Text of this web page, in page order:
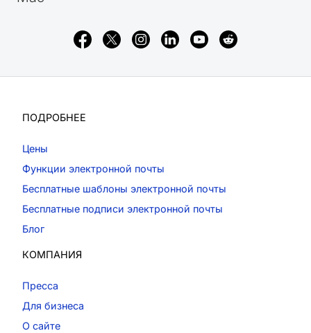
ПОДРОБНЕЕ
Цены
Функции электронной почты
Бесплатные шаблоны электронной почты
Бесплатные подписи электронной почты
Блог
КОМПАНИЯ
Пресса
Для бизнеса
О сайте